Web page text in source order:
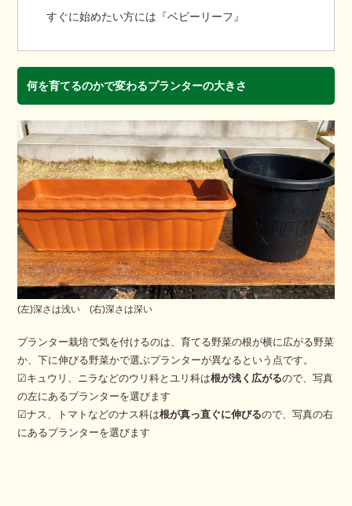
すぐに始めたい方には『ベビーリーフ』
何を育てるのかで変わるプランターの大きさ
(左)深さは浅い (右)深さは深い
プランター栽培で気を付けるのは、育てる野菜の根が横に広がる野菜
か、下に伸びる野菜かで選ぶプランターが異なるという点です。
☑キュウリ、ニラなどのウリ科とユリ科は根が浅く広がるので、写真
の左にあるプランターを選びます
☑ナス、トマトなどのナス科は根が真っ直ぐに伸びるので、写真の右
にあるプランターを選びます